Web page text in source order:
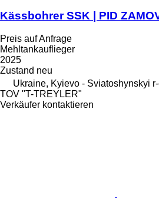
Kässbohrer SSK | PID
Preis auf Anfrage
Mehltankauflieger
2025
Zustand neu
Ukraine, Kyievo - Sviatoshynskyi
TOV "T-TREYLER"
Verkäufer kontaktieren